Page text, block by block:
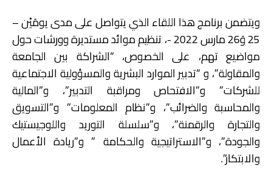
ويتضمن برنامج هذا اللقاء الذي يتواصل على مدى يومَيْن –
25 وَ26 مارس 2022 -، تنظيم موائد مستديرة وورشات حول
مواضيع تهم، على الخصوص، “الشراكة بين الجامعة
والمقاولة”، و “تدبير الموارد البشرية والمسؤولية الاجتماعية
للشركات” و”الافتحاص ومراقبة التدبير”، و”المالية
والمحاسبة والضرائب”، و”نظام المعلومات” و”التسويق
والتجارة والرقمنة”، و”سلسلة التوريد واللوجيستيك
والجودة”، و”الاستراتيجية والحكامة ” و”ريادة الأعمال
والابتكار”.